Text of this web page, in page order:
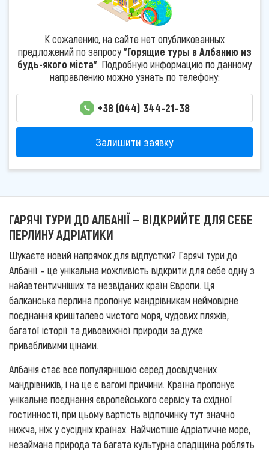
К сожалению, на сайте нет опубликованных
предложений по запросу"Горящие туры в Албанию из
будь-якого міста". Подробную информацию по данному
направлению можно узнать по телефону:
+38 (044) 344-21-38
Залишити заявку
ГАРЯЧІ ТУРИ ДО АЛБАНІЇ — ВІДКРИЙТЕ ДЛЯ СЕБЕ
ПЕРЛИНУ АДРІАТИКИ
Шукаєте новий напрямок для відпустки? Гарячі тури до
Албанії – це унікальна можливість відкрити для себе одну з
найавтентичніших та незвіданих країн Європи. Ця
балканська перлина пропонує мандрівникам неймовірне
поєднання кришталево чистого моря, чудових пляжів,
багатої історії та дивовижної природи за дуже
привабливими цінами.
Албанія стає все популярнішою серед досвідчених
мандрівників, і на це є вагомі причини. Країна пропонує
унікальне поєднання європейського сервісу та східної
гостинності, при цьому вартість відпочинку тут значно
нижча, ніж у сусідніх країнах. Найчистіше Адріатичне море,
незаймана природа та багата культурна спадщина роблять